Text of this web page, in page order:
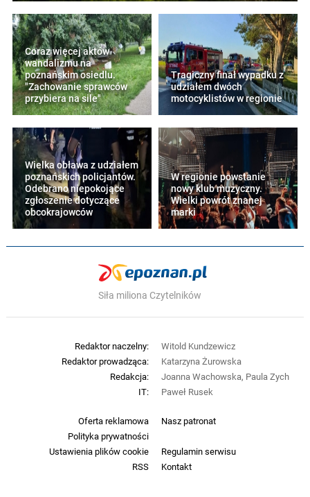
Coraz więcej aktów
wandalizmu na
poznańskim osiedlu.
"Zachowanie sprawców
przybiera na sile"
Tragiczny finał wypadku z
udziałem dwóch
motocyklistów w regionie
Wielka obława z udziałem
poznańskich policjantów.
Odebrano niepokojące
zgłoszenie dotyczące
obcokrajowców
W regionie powstanie
nowy klub muzyczny.
Wielki powrót znanej
marki
Siła miliona Czytelników
Oferta reklamowa
Nasz patronat
Polityka prywatności
Ustawienia plików cookie
Regulamin serwisu
RSS
Kontakt
Redaktor naczelny:
Witold Kundzewicz
Redaktor prowadząca:
Katarzyna Żurowska
Redakcja:
Joanna Wachowska, Paula Zych
IT:
Paweł Rusek